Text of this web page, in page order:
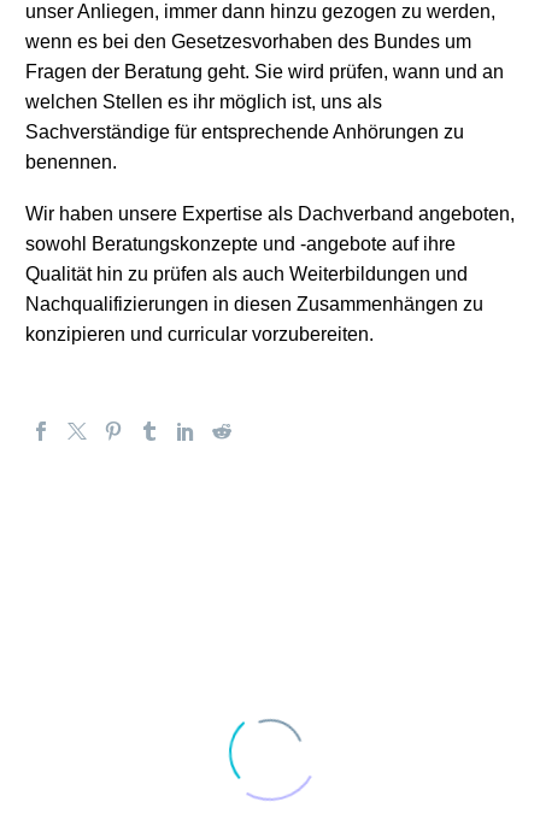
unser Anliegen, immer dann hinzu gezogen zu werden,
wenn es bei den Gesetzesvorhaben des Bundes um
Fragen der Beratung geht. Sie wird prüfen, wann und an
welchen Stellen es ihr möglich ist, uns als
Sachverständige für entsprechende Anhörungen zu
benennen.
Wir haben unsere Expertise als Dachverband angeboten,
sowohl Beratungskonzepte und -angebote auf ihre
Qualität hin zu prüfen als auch Weiterbildungen und
Nachqualifizierungen in diesen Zusammenhängen zu
konzipieren und curricular vorzubereiten.
9. April 2026
Stellungnahme zum